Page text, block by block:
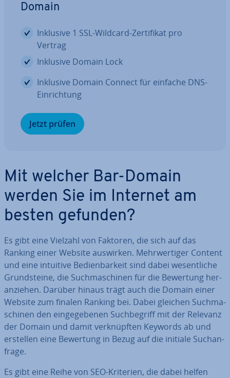
Domain
Inklusive 1 SSL-Wildcard-Zer­ti­fi­kat pro
Vertrag
Inklusive Domain Lock
Inklusive Domain Connect für einfache DNS-
Ein­rich­tung
Jetzt prüfen
Mit welcher Bar-Domain
werden Sie im Internet am
besten gefunden?
Es gibt eine Vielzahl von Faktoren, die sich auf das
Ranking einer Website auswirken. Mehr­wer­ti­ger Content
und eine intuitive Be­dien­bar­keit sind dabei we­sent­li­che
Grund­stei­ne, die Such­ma­schi­nen für die Bewertung her­
an­zie­hen. Darüber hinaus trägt auch die Domain einer
Website zum finalen Ranking bei. Dabei gleichen Such­ma­
schi­nen den ein­ge­ge­be­nen Such­be­griff mit der Relevanz
der Domain und damit ver­knüpf­ten Keywords ab und
erstellen eine Bewertung in Bezug auf die initiale Such­an­
fra­ge.
Es gibt eine Reihe von SEO-Kriterien, die dabei helfen